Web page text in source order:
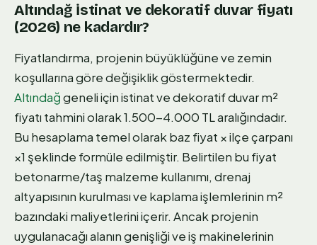
Altındağ i̇stinat ve dekoratif duvar fiyatı
(2026) ne kadardır?
Fiyatlandırma, projenin büyüklüğüne ve zemin
koşullarına göre değişiklik göstermektedir.
Altındağgeneli için istinat ve dekoratif duvar m²
fiyatı tahmini olarak 1.500-4.000 TL aralığındadır.
Bu hesaplama temel olarak baz fiyat × ilçe çarpanı
×1 şeklinde formüle edilmiştir. Belirtilen bu fiyat
betonarme/taş malzeme kullanımı, drenaj
altyapısının kurulması ve kaplama işlemlerinin m²
bazındaki maliyetlerini içerir. Ancak projenin
uygulanacağı alanın genişliği ve iş makinelerinin